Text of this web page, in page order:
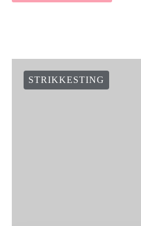
STRIKKESTING